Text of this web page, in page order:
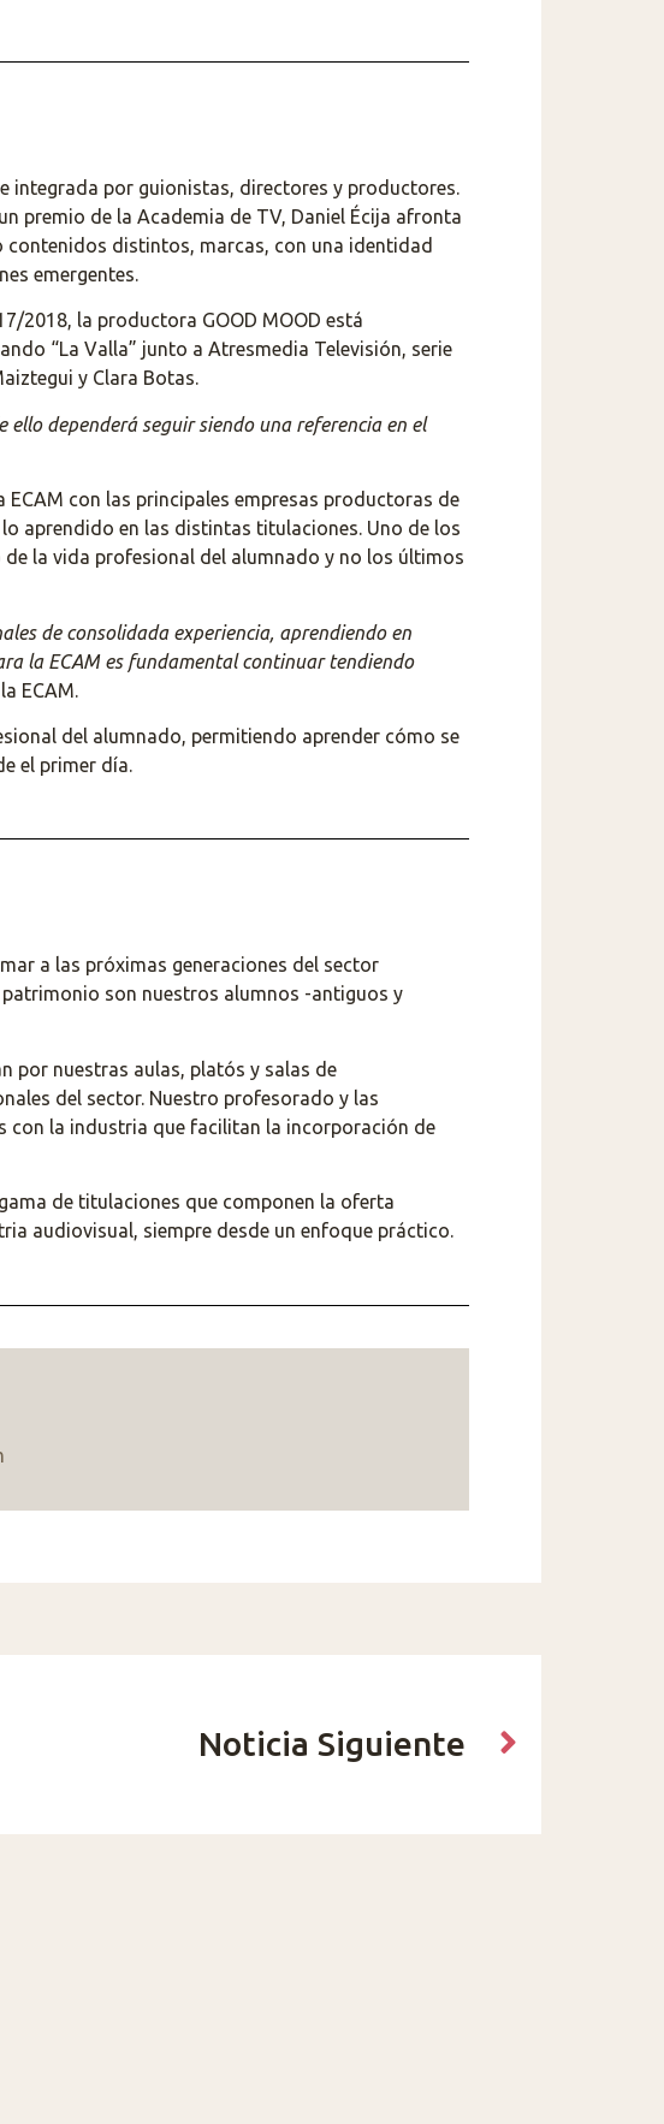
integrada por guionistas, directores y productores.
premio de la Academia de TV, Daniel Écija afronta
distintos, marcas, con una identidad
emergentes.
2018, la productora GOOD MOOD está
“La Valla” junto a Atresmedia Televisión, serie
y Clara Botas.
dependerá seguir siendo una referencia en el
con las principales empresas productoras de
aprendido en las distintas titulaciones. Uno de los
la vida profesional del alumnado y no los últimos
de consolidada experiencia, aprendiendo en
la ECAM es fundamental continuar tendiendo
ECAM.
del alumnado, permitiendo aprender cómo se
el primer día.
a las próximas generaciones del sector
son nuestros alumnos -antiguos y
por nuestras aulas, platós y salas de
del sector. Nuestro profesorado y las
con la industria que facilitan la incorporación de
de titulaciones que componen la oferta
audiovisual, siempre desde un enfoque práctico.
Noticia Siguiente